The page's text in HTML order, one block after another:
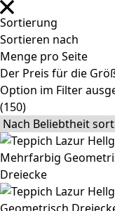
Sortierung
Sortieren nach
Menge pro Seite
Der Preis für die
Option im Filter
(150)